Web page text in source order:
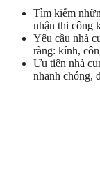
Tìm kiếm
nhận thi công
Yêu cầu nhà
ràng: kính,
Ưu tiên nhà
nhanh chóng,